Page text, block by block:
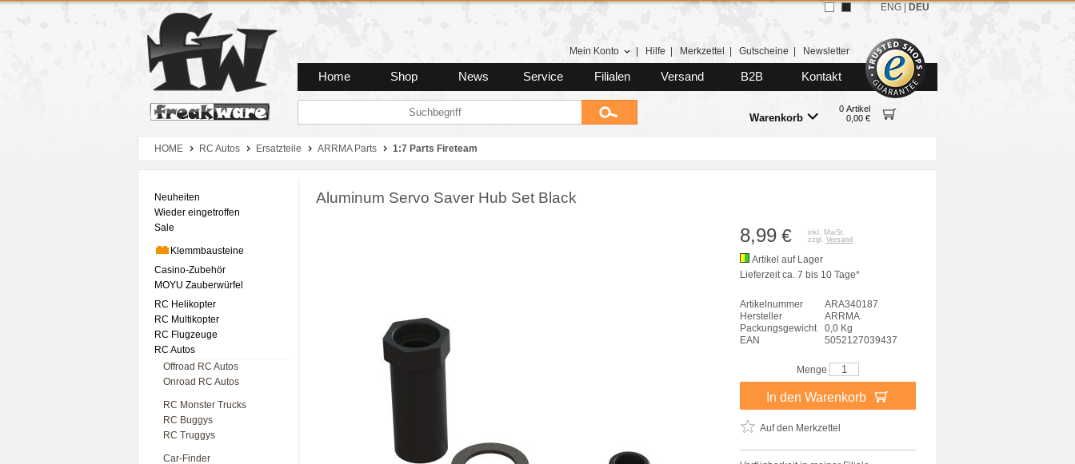
Zum Hauptmenue
Zum Seiteninhalt
Zum Warenkob
Mein Konto Hilfe Merkzettel Gutscheine Newsletter
Home Shop News Service Filialen Versand B2B Kontakt
Warenkorb
0 Artikel
0,00 €
ENG DEU
HOME RC Autos Ersatzteile ARRMA Parts 1:7 Parts Fireteam
Neuheiten
Wieder eingetroffen
Sale
Klemmbausteine
Casino-Zubehör
MOYU Zauberwürfel
RC Helikopter
RC Multikopter
RC Flugzeuge
RC Autos
Offroad RC Autos
Onroad RC Autos
RC Monster Trucks
RC Buggys
RC Truggys
Car-Finder
Aluminum Servo Saver Hub Set Black
8,99 €
inkl. MwSt.
zzgl. Versand
Artikel auf Lager
Lieferzeit ca. 7 bis 10 Tage*
Artikelnummer
ARA340187
Hersteller
ARRMA
Packungsgewicht
0,0 Kg
EAN
5052127039437
Menge
In den Warenkorb
Auf den Merkzettel